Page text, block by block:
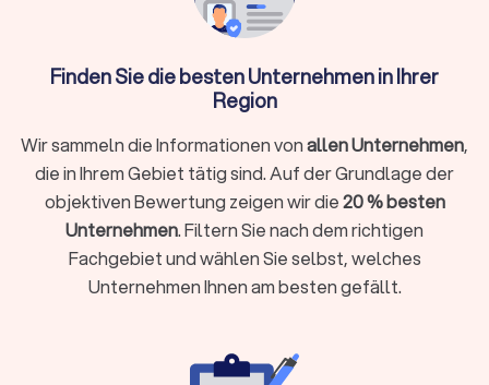
Was macht ein Umzugsunternehmen?
Ein Umzugsunternehmen, oft auch als Möbelspedition
bezeichnet, ist ein spezialisierter Dienstleister, der
Privatpersonen und Firmen bei der Planung, Organisation und
Durchführung eines Wohnort- oder Standortwechsels
unterstützt. Professionelle Umzugsunternehmen in
Altenbeken kennen Hausordnungen, Park- und
Halteverbotsregeln, Treppenhäuser und Aufzüge und bringen
das passende Team samt Fahrzeugen mit.
zum kompletten Rundum-sorglos-Paket.
Finden Sie die besten Unternehmen in Ihrer
Region
Wir sammeln die Informationen vonallen Unternehmen,
die in Ihrem Gebiet tätig sind. Auf der Grundlage der
objektiven Bewertung zeigen wir die20 % besten
Unternehmen. Filtern Sie nach dem richtigen
Fachgebiet und wählen Sie selbst, welches
Unternehmen Ihnen am besten gefällt.